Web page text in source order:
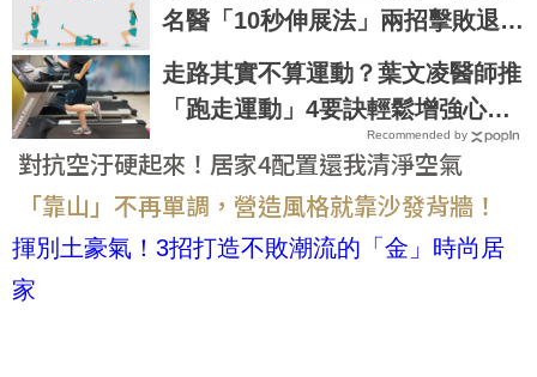
名醫「10秒伸展法」兩招擊敗退化
關節，找回年輕腳骨不求人｜每日
健康 Health
走路其實不算運動？葉文凌醫師推
「跑走運動」4要訣輕鬆增強心肺
Recommended by
對抗空汙硬起來！居家4配置還我清淨空氣
「靠山」不再單調，營造風格就靠沙發背牆！
揮別土豪氣！3招打造不敗潮流的「金」時尚居
家